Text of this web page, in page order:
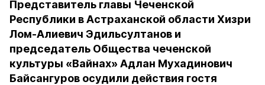
Представитель главы Чеченской
Республики в Астраханской области Хизри
Лом-Алиевич Эдильсултанов и
председатель Общества чеченской
культуры «Вайнах» Адлан Мухадинович
Байсангуров осудили действия гостя